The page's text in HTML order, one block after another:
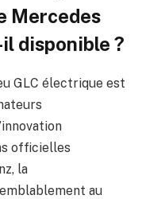
Mercedes
disponible ?
GLC électrique est
officielles
la
au